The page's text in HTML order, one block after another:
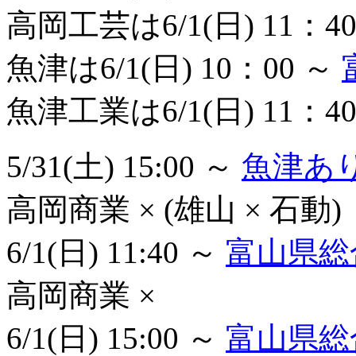
高岡工芸は6/1(日) 11：
魚津は6/1(日) 10：00 ～
魚津工業は6/1(日) 11：
5/31(土) 15:00 ～ 魚津あ
高岡商業 × (雄山 × 石動)
6/1(日) 11:40 ～ 富山県
高岡商業 ×
6/1(日) 15:00 ～ 富山県